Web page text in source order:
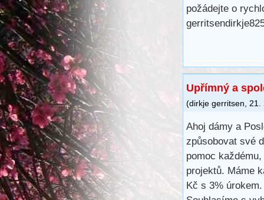
požádejte o
Upřímný a
(dirkje gerritsen 21.
Ahoj dámy a
způsobovat své
pomoc
projektů. Máme
Kč s 3%